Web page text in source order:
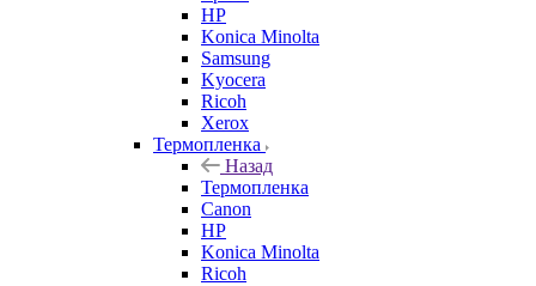
HP
Konica Minolta
Samsung
Kyocera
Ricoh
Xerox
Термопленка
Назад
Термопленка
Canon
HP
Konica Minolta
Ricoh